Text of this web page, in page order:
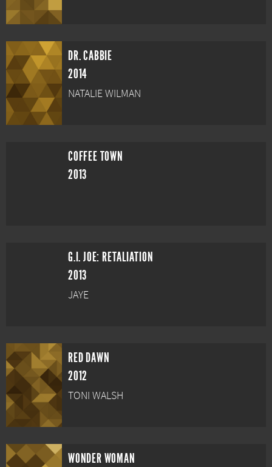
DR. CABBIE
2014
NATALIE WILMAN
COFFEE TOWN
2013
G.I. JOE: RETALIATION
2013
JAYE
RED DAWN
2012
TONI WALSH
WONDER WOMAN